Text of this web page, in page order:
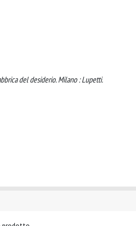
del desiderio. Milano : Lupetti.